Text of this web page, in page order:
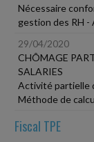
Nécessaire
gestion des RH -
29/04/2020
CHÔMAGE
SALARIES
Activité partielle
Méthode de
Fiscal TPE